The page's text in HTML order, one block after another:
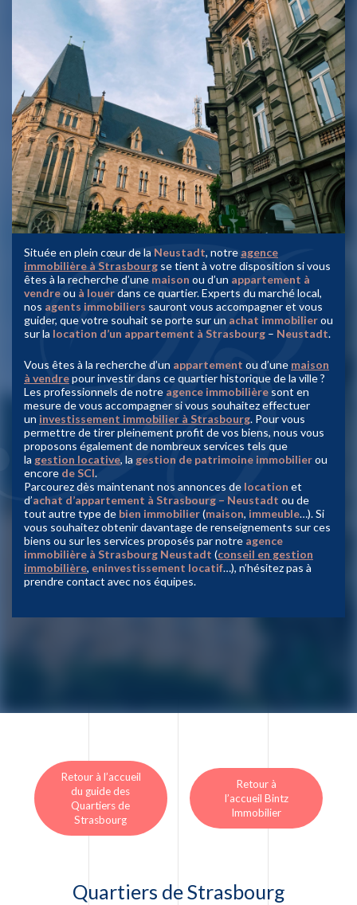
Située en plein cœur de la Neustadt, notre agence
immobilière à Strasbourg se tient à votre disposition si vous
êtes à la recherche d’une maison ou d’un appartement à
vendreou à louerdans ce quartier. Experts du marché local,
nos agents immobiliers sauront vous accompagner et vous
guider, que votre souhait se porte sur un achat immobilierou
sur la location d’un appartement à Strasbourg – Neustadt.
Vous êtes à la recherche d’un appartement ou d’une maison
à vendrepour investir dans ce quartier historique de la ville ?
Les professionnels de notre agence immobilière sont en
mesure de vous accompagner si vous souhaitez effectuer
un investissement immobilier à Strasbourg. Pour vous
permettre de tirer pleinement profit de vos biens, nous vous
proposons également de nombreux services tels que
la gestion locative, la gestion de patrimoine immobilierou
encore de SCI.
Parcourez dès maintenant nos annonces de location et
d’achat d’appartement à Strasbourg – Neustadt ou de
tout autre type de bien immobilier(maison, immeuble…). Si
vous souhaitez obtenir davantage de renseignements sur ces
biens ou sur les services proposés par notre agence
immobilière à Strasbourg Neustadt (conseil en gestion
immobilière, eninvestissement locatif…), n’hésitez pas à
prendre contact avec nos équipes.
Retour à l’accueil
du guide des
Quartiers de
Strasbourg
Retour à
l’accueil Bintz
Immobilier
Quartiers de Strasbourg